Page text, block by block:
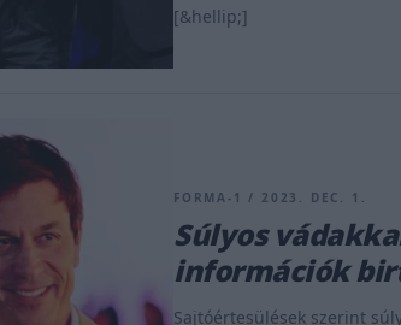
[&hellip;]
FORMA-1 / 2023. DEC. 1.
Súlyos
információk
Sajtóértesülések szerint